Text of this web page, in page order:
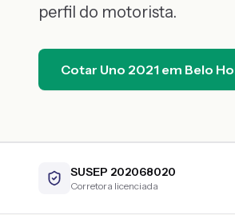
perfil do motorista.
Cotar Uno 2021 em Belo
SUSEP 202068020
Corretora licenciada